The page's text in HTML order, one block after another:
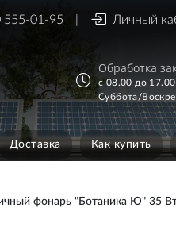
555-01-95 Личный
Обработка
с 08.00 до
Суббота/
Доставка Как купить
фонарь "Ботаника Ю" 35